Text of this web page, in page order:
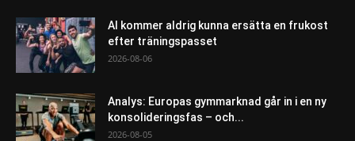
AI kommer aldrig kunna ersätta en frukost
efter träningspasset
2026-08-06
Analys: Europas gymmarknad går in i en ny
konsolideringsfas – och...
2026-08-05